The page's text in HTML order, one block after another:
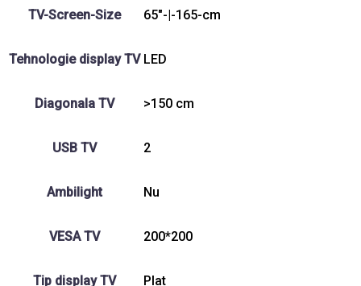
TV-Screen-Size 65"-|-165-cm
Tehnologie display TV LED
Diagonala TV >150 cm
USB TV 2
Ambilight Nu
VESA TV 200*200
Tip display TV Plat